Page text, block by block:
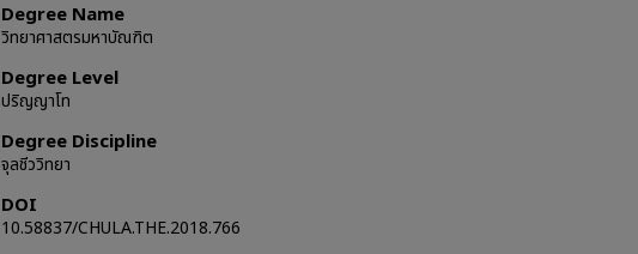
Degree Name
วิทยาศาสตรมหาบัณฑิต
Degree Level
ปริญญาโท
Degree Discipline
จุลชีววิทยา
DOI
10.58837/CHULA.THE.2018.766